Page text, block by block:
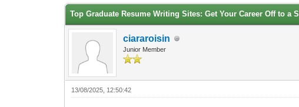
Top Graduate Resume Writing Sites: Get Your Career Off to a
ciararoisin
Junior Member
13/08/2025, 12:50:42